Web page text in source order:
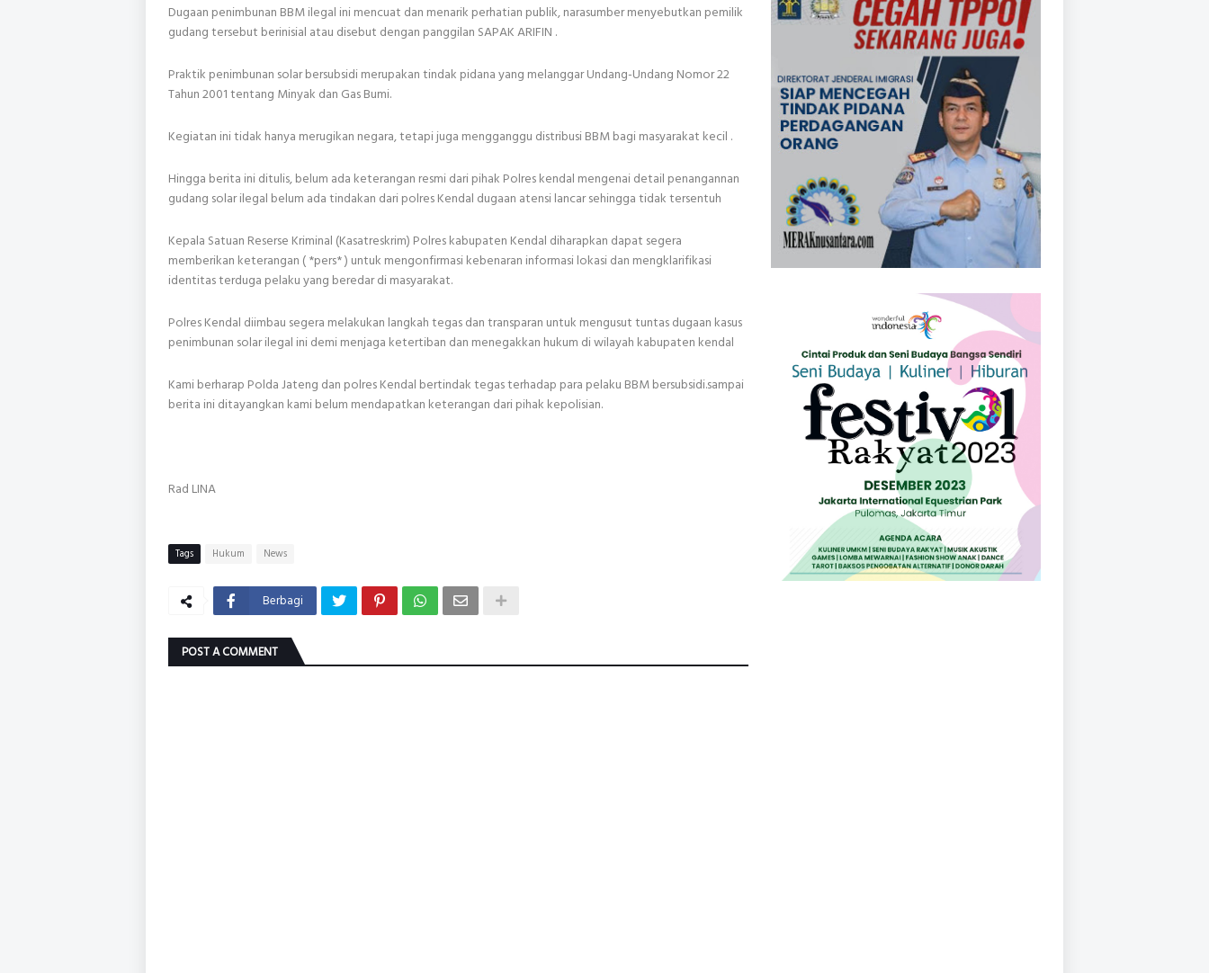
Dugaan penimbunan BBM ilegal ini mencuat dan menarik perhatian publik, narasumber menyebutkan pemilik
gudang tersebut berinisial atau disebut dengan panggilan SAPAK ARIFIN .
Praktik penimbunan solar bersubsidi merupakan tindak pidana yang melanggar Undang-Undang Nomor 22
Tahun 2001 tentang Minyak dan Gas Bumi.
Kegiatan ini tidak hanya merugikan negara, tetapi juga mengganggu distribusi BBM bagi masyarakat kecil .
Hingga berita ini ditulis, belum ada keterangan resmi dari pihak Polres kendal mengenai detail penangannan
gudang solar ilegal belum ada tindakan dari polres Kendal dugaan atensi lancar sehingga tidak tersentuh
Kepala Satuan Reserse Kriminal (Kasatreskrim) Polres kabupaten Kendal diharapkan dapat segera
memberikan keterangan ( *pers* ) untuk mengonfirmasi kebenaran informasi lokasi dan mengklarifikasi
identitas terduga pelaku yang beredar di masyarakat.
Polres Kendal diimbau segera melakukan langkah tegas dan transparan untuk mengusut tuntas dugaan kasus
penimbunan solar ilegal ini demi menjaga ketertiban dan menegakkan hukum di wilayah kabupaten kendal
Kami berharap Polda Jateng dan polres Kendal bertindak tegas terhadap para pelaku BBM bersubsidi.sampai
berita ini ditayangkan kami belum mendapatkan keterangan dari pihak kepolisian.
Rad LINA
Tags Hukum News
Berbagi
POST A COMMENT